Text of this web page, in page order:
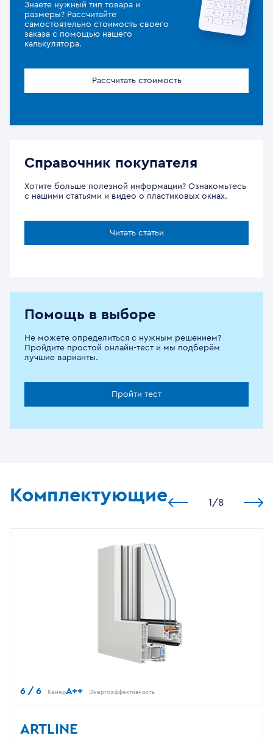
Знаете нужный тип товара и
размеры? Рассчитайте
самостоятельно стоимость своего
заказа с помощью нашего
калькулятора.
Рассчитать стоимость
Справочник покупателя
Хотите больше полезной информации? Ознакомьтесь
с нашими статьями и видео о пластиковых окнах.
Читать статьи
Помощь в выборе
Не можете определиться с нужным решением?
Пройдите простой онлайн-тест и мы подберём
лучшие варианты.
Пройти тест
Комплектующие 1 /8
6 / 6 КамерA++ Энергоэффективность
ARTLINE